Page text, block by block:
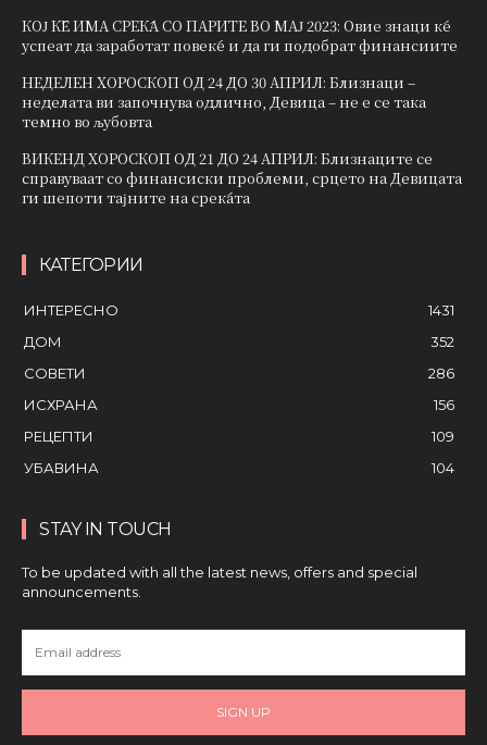
КОЈ ЌЕ ИМА СРЕЌА СО ПАРИТЕ ВО МАЈ 2023: Овие знаци ќе
успеат да заработат повеќе и да ги подобрат финансиите
НЕДЕЛЕН ХОРОСКОП ОД 24 ДО 30 АПРИЛ: Близнаци –
неделата ви започнува одлично, Девица – не е се така
темно во љубовта
ВИКЕНД ХОРОСКОП ОД 21 ДО 24 АПРИЛ: Близнаците се
справуваат со финансиски проблеми, срцето на Девицата
ги шепоти тајните на среќата
КАТЕГОРИИ
ИНТЕРЕСНО
1431
ДОМ
352
СОВЕТИ
286
ИСХРАНА
156
РЕЦЕПТИ
109
УБАВИНА
104
STAY IN TOUCH
To be updated with all the latest news, offers and special
announcements.
SIGN UP